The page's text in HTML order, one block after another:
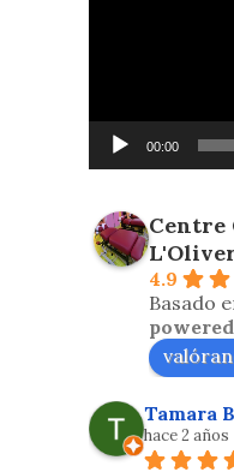
00:00
Centre
4.9
Basado
Tamara B
hace 2 años